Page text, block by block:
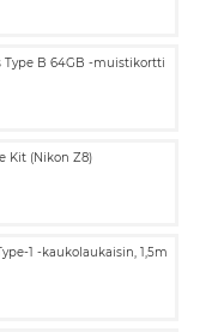
Type B 64GB -muistikortti
Kit (Nikon Z8)
1 -kaukolaukaisin, 1,5m